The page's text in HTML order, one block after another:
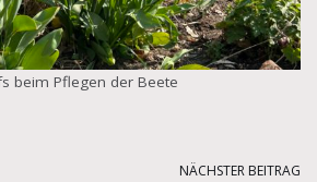
beim Pflegen der Beete
NÄCHSTER BEITRAG